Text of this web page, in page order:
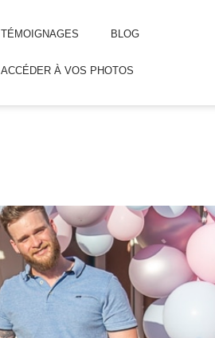
TÉMOIGNAGES BLOG
ACCÉDER À VOS PHOTOS